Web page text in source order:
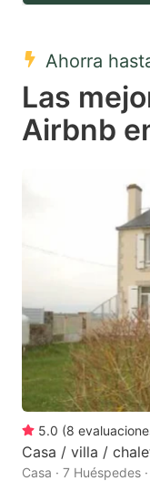
question
key
to
get
dates.
Ahorra
Las
Airbnb
5.0 (8
Casa / villa /
Casa · 7 Huéspedes